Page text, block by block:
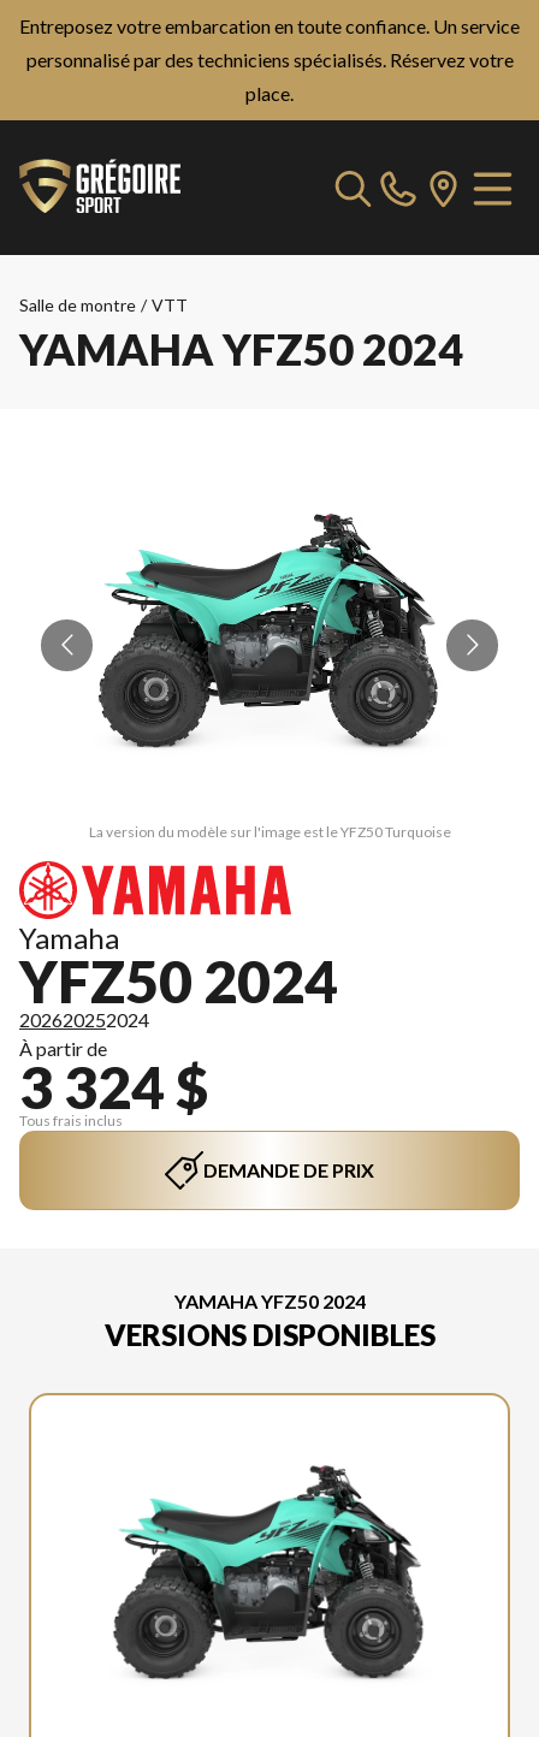
Entreposez votre embarcation en toute confiance. Un service
personnalisé par des techniciens spécialisés. Réservez votre
place.
Salle de montre / VTT
YAMAHA YFZ50 2024
La version du modèle sur l'image est le YFZ50 Turquoise
Yamaha
YFZ50 2024
202620252024
À partir de
3 324 $
Tous frais inclus
DEMANDE DE PRIX
YAMAHA YFZ50 2024
VERSIONS DISPONIBLES